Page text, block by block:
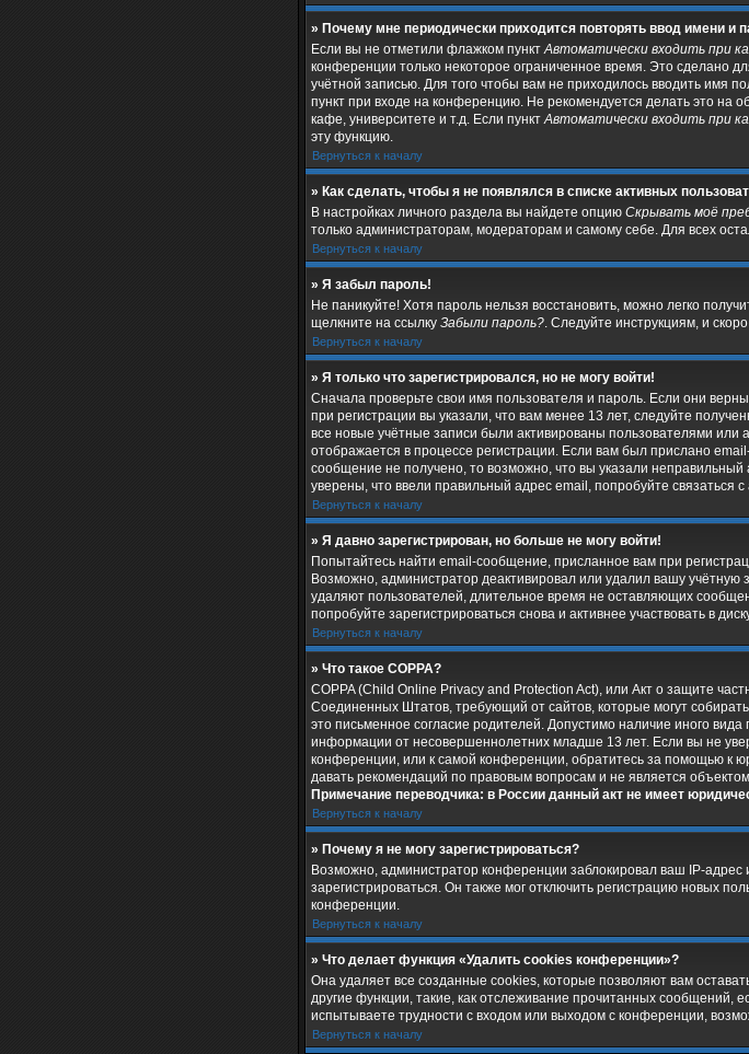
» Почему мне периодически приходится повторять ввод имени и
Если вы не отметили флажком пунктАвтоматически входить при
конференции только некоторое ограниченное время. Это сделано
учётной записью. Для того чтобы вам не приходилось вводить имя
пункт при входе на конференцию. Не рекомендуется делать это на
кафе, университете и т.д. Если пунктАвтоматически входить при
эту функцию.
Вернуться к началу
» Как сделать, чтобы я не появлялся в списке активных
В настройках личного раздела вы найдете опцию Скрывать моё
только администраторам, модераторам и самому себе. Для всех
Вернуться к началу
» Я забыл пароль!
Не паникуйте! Хотя пароль нельзя восстановить, можно легко
щелкните на ссылку Забыли пароль?. Следуйте инструкциям, и
Вернуться к началу
» Я только что зарегистрировался, но не могу войти!
Сначала проверьте свои имя пользователя и пароль. Если они
при регистрации вы указали, что вам менее 13 лет, следуйте
все новые учётные записи были активированы пользователями
отображается в процессе регистрации. Если вам был прислано
сообщение не получено, то возможно, что вы указали
уверены, что ввели правильный адрес email, попробуйте связаться
Вернуться к началу
» Я давно зарегистрирован, но больше не могу войти!
Попытайтесь найти email-сообщение, присланное вам при
Возможно, администратор деактивировал или удалил вашу
удаляют пользователей, длительное время не оставляющих
попробуйте зарегистрироваться снова и активнее участвовать в
Вернуться к началу
» Что такое COPPA?
COPPA (Child Online Privacy and Protection Act), или Акт о защите
Соединенных Штатов, требующий от сайтов, которые могут
это письменное согласие родителей. Допустимо наличие иного
информации от несовершеннолетних младше 13 лет. Если вы не
конференции, или к самой конференции, обратитесь за помощью к
давать рекомендаций по правовым вопросам и не является
Примечание переводчика: в России данный акт не имеет
Вернуться к началу
» Почему я не могу зарегистрироваться?
Возможно, администратор конференции заблокировал ваш IP-
зарегистрироваться. Он также мог отключить регистрацию новых
конференции.
Вернуться к началу
» Что делает функция «Удалить cookies конференции»?
Она удаляет все созданные cookies, которые позволяют вам
другие функции, такие, как отслеживание прочитанных сообщений,
испытываете трудности с входом или выходом с конференции,
Вернуться к началу